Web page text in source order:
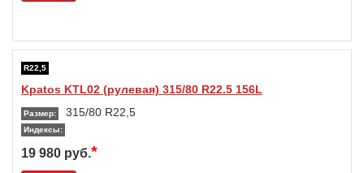
R22,5
Kpatos KTL02 (рулевая) 315/80 R22.5 156L
Размер: 315/80 R22,5
Индексы:
19 980 руб.*